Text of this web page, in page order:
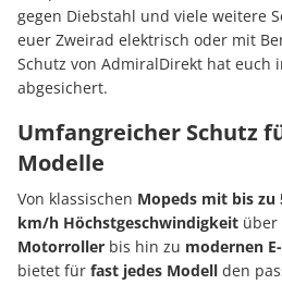
gegen Diebstahl und viele weitere
euer Zweirad elektrisch oder mit
Schutz von AdmiralDirekt hat euch
abgesichert.
Umfangreicher Schutz
Modelle
Von klassischen Mopeds mit bis zu
km/h Höchstgeschwindigkeit über
Motorroller bis hin zu modernen
bietet für fast jedes Modell den